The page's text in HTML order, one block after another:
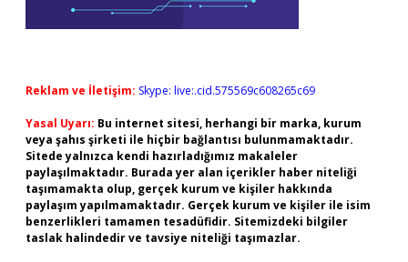
Reklam ve İletişim: Skype: live:.cid.575569c608265c69
Yasal Uyarı: Bu internet sitesi, herhangi bir marka, kurum
veya şahıs şirketi ile hiçbir bağlantısı bulunmamaktadır.
Sitede yalnızca kendi hazırladığımız makaleler
paylaşılmaktadır. Burada yer alan içerikler haber niteliği
taşımamakta olup, gerçek kurum ve kişiler hakkında
paylaşım yapılmamaktadır. Gerçek kurum ve kişiler ile isim
benzerlikleri tamamen tesadüfidir. Sitemizdeki bilgiler
taslak halindedir ve tavsiye niteliği taşımazlar.